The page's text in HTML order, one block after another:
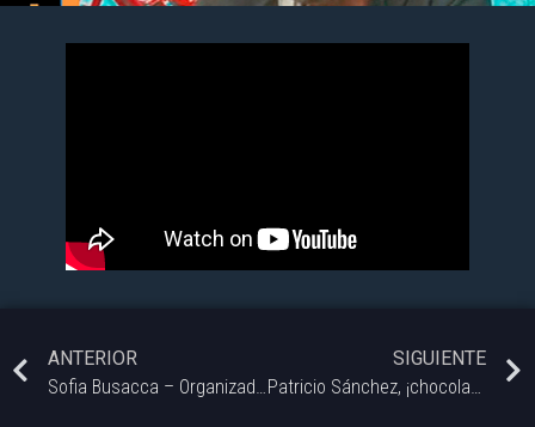
ANTERIOR
SIGUIENTE